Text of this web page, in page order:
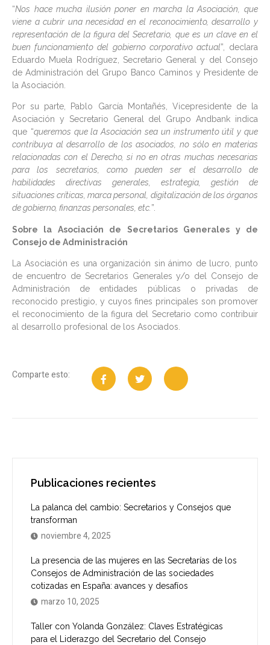
“Nos hace mucha ilusión poner en marcha la Asociación, que
viene a cubrir una necesidad en el reconocimiento, desarrollo y
representación de la figura del Secretario, que es un clave en el
buen funcionamiento del gobierno corporativo actual”, declara
Eduardo Muela Rodríguez, Secretario General y del Consejo
de Administración del Grupo Banco Caminos y Presidente de
la Asociación.
Por su parte, Pablo García Montañés, Vicepresidente de la
Asociación y Secretario General del Grupo Andbank indica
que “queremos que la Asociación sea un instrumento útil y que
contribuya al desarrollo de los asociados, no sólo en materias
relacionadas con el Derecho, si no en otras muchas necesarias
para los secretarios, como pueden ser el desarrollo de
habilidades directivas generales, estrategia, gestión de
situaciones críticas, marca personal, digitalización de los órganos
de gobierno, finanzas personales, etc.”.
Sobre la Asociación de Secretarios Generales y de
Consejo de Administración
La Asociación es una organización sin ánimo de lucro, punto
de encuentro de Secretarios Generales y/o del Consejo de
Administración de entidades públicas o privadas de
reconocido prestigio, y cuyos fines principales son promover
el reconocimiento de la figura del Secretario como contribuir
al desarrollo profesional de los Asociados.
Comparte esto:
Publicaciones recientes
La palanca del cambio: Secretarios y Consejos que
transforman
noviembre 4, 2025
La presencia de las mujeres en las Secretarías de los
Consejos de Administración de las sociedades
cotizadas en España: avances y desafíos
marzo 10, 2025
Taller con Yolanda González: Claves Estratégicas
para el Liderazgo del Secretario del Consejo